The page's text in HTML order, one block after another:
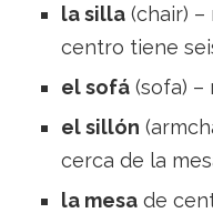
la silla (chair)
centro tiene
el sofá (sofa) –
el sillón
cerca de la
la mesa de